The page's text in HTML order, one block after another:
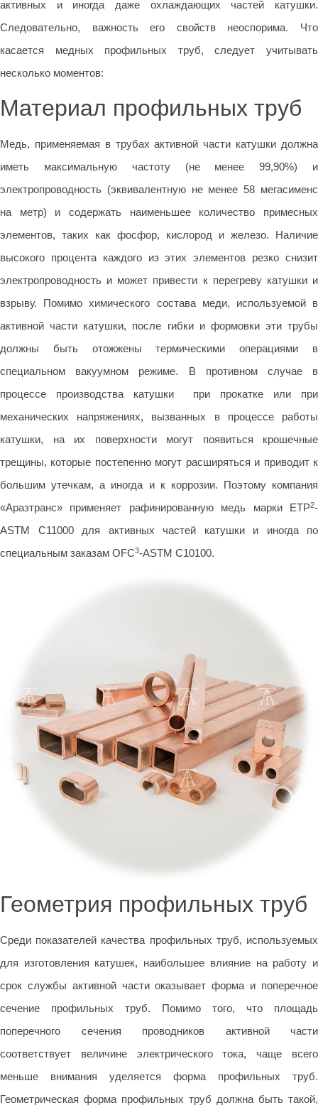
активных и иногда даже охлаждающих частей катушки.
Следовательно, важность его свойств неоспорима. Что
касается медных профильных труб, следует учитывать
несколько моментов:
Материал профильных труб
Медь, применяемая в трубах активной части катушки должна
иметь максимальную частоту (не менее 99,90%) и
электропроводность (эквивалентную не менее 58 мегасименс
на метр) и содержать наименьшее количество примесных
элементов, таких как фосфор, кислород и железо. Наличие
высокого процента каждого из этих элементов резко снизит
электропроводность и может привести к перегреву катушки и
взрыву. Помимо химического состава меди, используемой в
активной части катушки, после гибки и формовки эти трубы
должны быть отожжены термическими операциями в
специальном вакуумном режиме. В противном случае в
процессе производства катушки при прокатке или при
механических напряжениях, вызванных в процессе работы
катушки, на их поверхности могут появиться крошечные
трещины, которые постепенно могут расширяться и приводит к
большим утечкам, а иногда и к коррозии. Поэтому компания
«Аразтранс» применяет рафинированную медь марки ETP2-
ASTM C11000 для активных частей катушки и иногда по
специальным заказам OFC3-ASTM C10100.
Геометрия профильных труб
Среди показателей качества профильных труб, используемых
для изготовления катушек, наибольшее влияние на работу и
срок службы активной части оказывает форма и поперечное
сечение профильных труб. Помимо того, что площадь
поперечного сечения проводников активной части
соответствует величине электрического тока, чаще всего
меньше внимания уделяется форма профильных труб.
Геометрическая форма профильных труб должна быть такой,